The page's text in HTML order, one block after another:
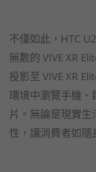
不僅如此，HTC
無數的 VIVE XR
投影至 VIVE XR
環境中瀏覽手機
片。無論是現實
性，讓消費者如隨